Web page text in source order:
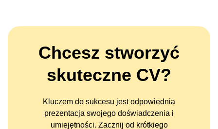
Chcesz stworzyć
skuteczne CV?
Kluczem do sukcesu jest odpowiednia
prezentacja swojego doświadczenia i
umiejętności. Zacznij od krótkiego